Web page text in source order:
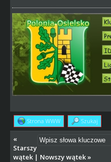
Strona WWW Szukaj
«
Starszy
wątek| Nowszy wątek»